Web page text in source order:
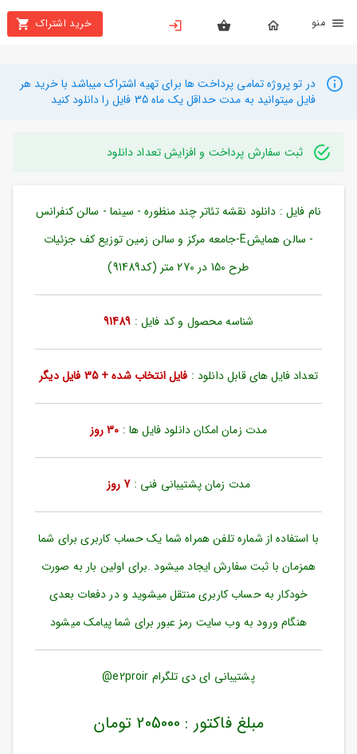
خرید اشتراک
بستن
محصولات
تهیه
راهنما
دانلود
خرید
به
نام
مندی
ها
در تو پروژه تمامی پرداخت ها برای تهیه اشتراک میباشد با خرید هر
فایل میتوانید به مدت حداقل یک ماه 35 فایل را دانلود کنید
ثبت سفارش پرداخت و افزایش تعداد دانلود
نام فایل : دانلود نقشه تئاتر چند منظوره - سینما - سالن کنفرانس
- سالن همایشE-جامعه مرکز و سالن زمین توزیع کف جزئیات
طرح 150 در 270 متر (کد91489)
شناسه محصول و کد فایل : 91489
تعداد فایل های قابل دانلود : فایل انتخاب شده + 35 فایل دیگر
مدت زمان امکان دانلود فایل ها : 30 روز
مدت زمان پشتیبانی فنی :7 روز
با استفاده از شماره تلفن همراه شما یک حساب کاربری برای شما
همزمان با ثبت سفارش ایجاد میشود .برای اولین بار به صورت
خودکار به حساب کاربری منتقل میشوید و در دفعات بعدی
هنگام ورود به وب سایت رمز عبور برای شما پیامک میشود
پشتیبانی ای دی تلگرام e2proir@
مبلغ فاکتور : 205000 تومان